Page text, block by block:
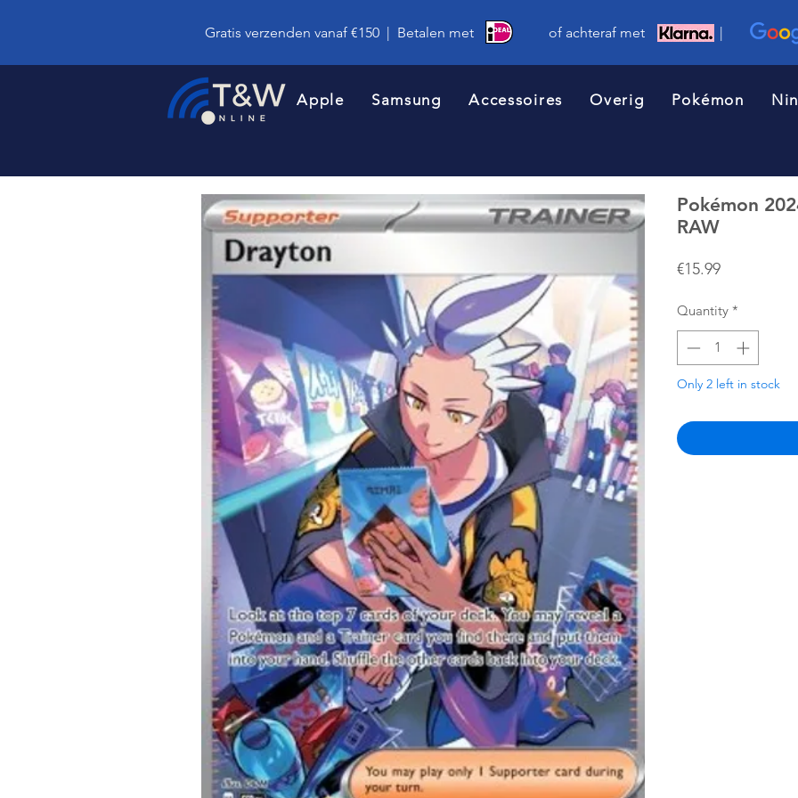
Gratis verzenden vanaf €150 | Betalen met of achteraf met |
Apple Samsung Accessoires Overig Pokémon
Pokémon
RAW
€15.99Price
Quantity *
Only 2 left in stock